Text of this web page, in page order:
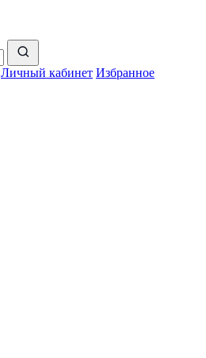
Личный кабинет Избранное